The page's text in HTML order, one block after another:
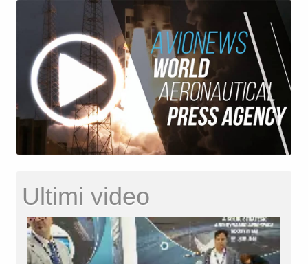
Ultimi video